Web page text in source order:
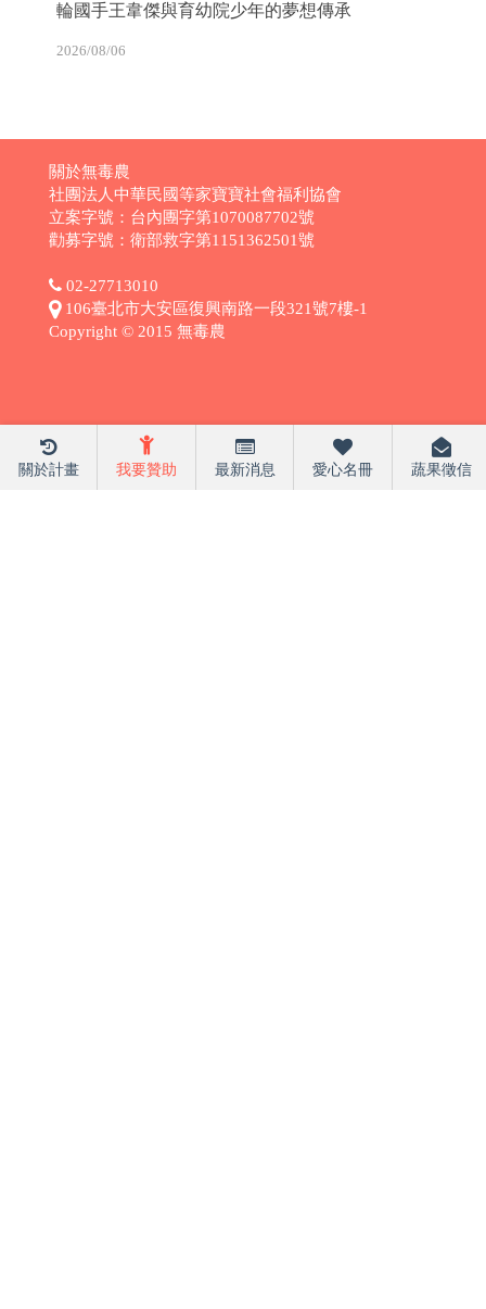
輪國手王韋傑與育幼院少年的夢想傳承
2026/08/06
關於計畫 我要贊助 最新消息 愛心名冊 蔬果徵信
關於無毒農
社團法人中華民國等家寶寶社會福利協會
立案字號：台內團字第1070087702號
勸募字號：衛部救字第1151362501號
02-27713010
106臺北市大安區復興南路一段321號7樓-1
Copyright © 2015 無毒農